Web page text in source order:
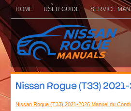
HOME USER GUIDE SERVICE
Nissan Rogue (T33)
Nissan Rogue (T33) 2021-2026 Manuel du